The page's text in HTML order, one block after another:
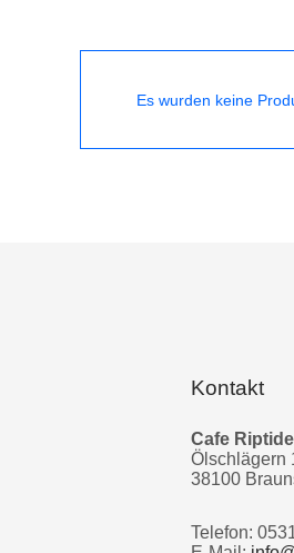
Es wurden keine
Kontakt
Cafe Riptide
Ölschlägern
38100
Telefon: